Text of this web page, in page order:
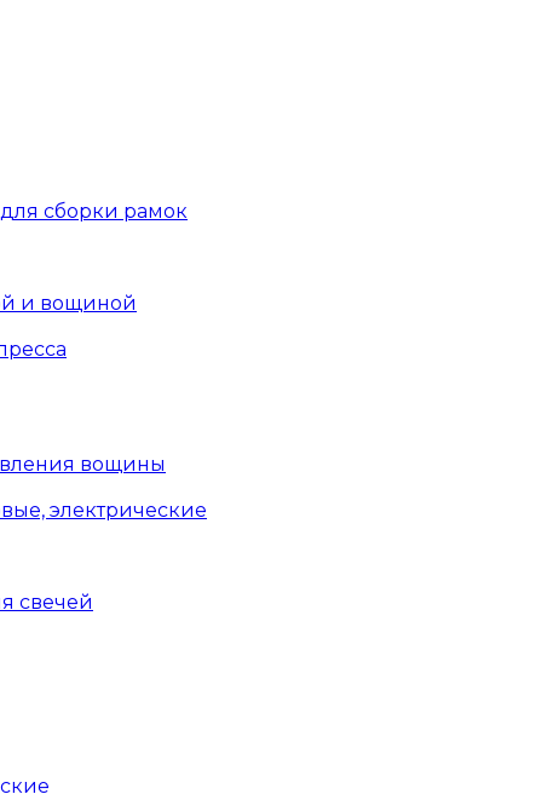
сборки рамок
и вощиной
вощины
электрические
свечей